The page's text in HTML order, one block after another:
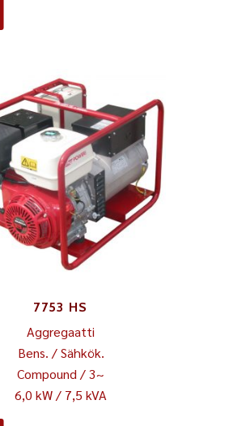
7753 HS
Aggregaatti
Bens. / Sähkök.
Compound / 3~
6,0 kW / 7,5 kVA